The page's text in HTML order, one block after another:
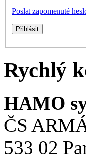
Poslat zapomenuté
Rychlý
HAMO
ČS
533 02